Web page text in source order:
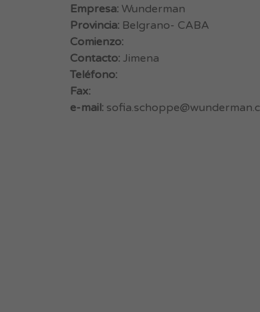
Empresa: Wunderman
Provincia: Belgrano- CABA
Comienzo:
Contacto: Jimena
Teléfono:
Fax:
e-mail: